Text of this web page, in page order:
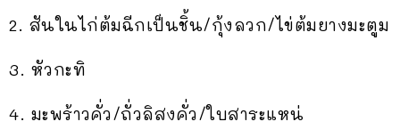
2. สันในไก่ต้มฉีกเป็นชิ้น/กุ้งลวก/ไข่ต้มยางมะตูม
3. หัวกะทิ
4. มะพร้าวคั่ว/ถั่วลิสงคั่ว/ใบสาระแหน่